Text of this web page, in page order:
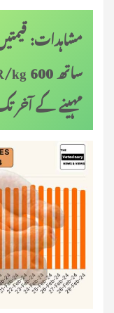
مشاہدات:
مہینے کے آخر